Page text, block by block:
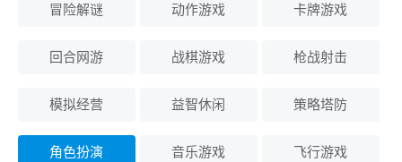
冒险解谜 动作游戏 卡牌游戏
回合网游 战棋游戏 枪战射击
模拟经营 益智休闲 策略塔防
角色扮演 音乐游戏 飞行游戏